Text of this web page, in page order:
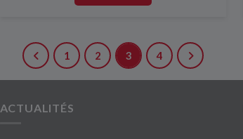
1 2 3 4
ACTUALITÉS